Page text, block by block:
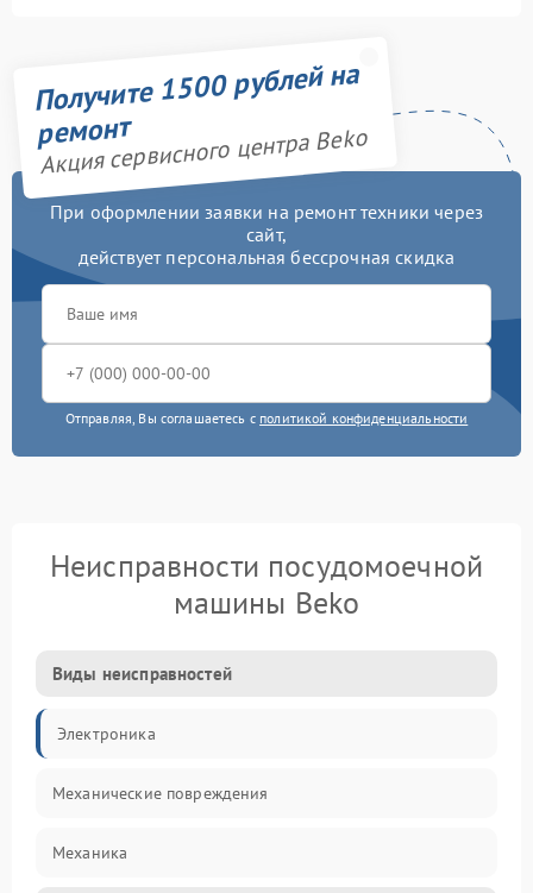
Получите 1500 рублей на
ремонт
Акция сервисного центра Beko
При оформлении заявки на ремонт техники через
сайт,
действует персональная бессрочная скидка
Отправляя, Вы соглашаетесь с политикой конфиденциальности
Неисправности посудомоечной
машины Beko
Виды неисправностей
Электроника
Механические повреждения
Механика